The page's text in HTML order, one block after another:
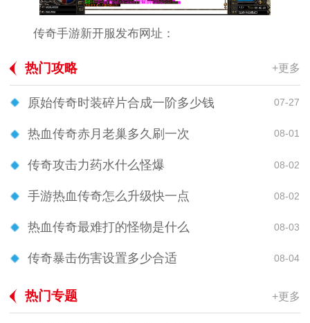
传奇手游新开服发布网址：
热门攻略 +更多
原始传奇时装碎片合成一阶多少钱 07-27
热血传奇赤月老巢多久刷一次 08-01
传奇攻击力药水什么怪爆 08-02
手游热血传奇怎么升级快一点 08-02
热血传奇最难打的怪物是什么 08-03
传奇暴击伤害设置多少合适 08-04
热门专题 +更多